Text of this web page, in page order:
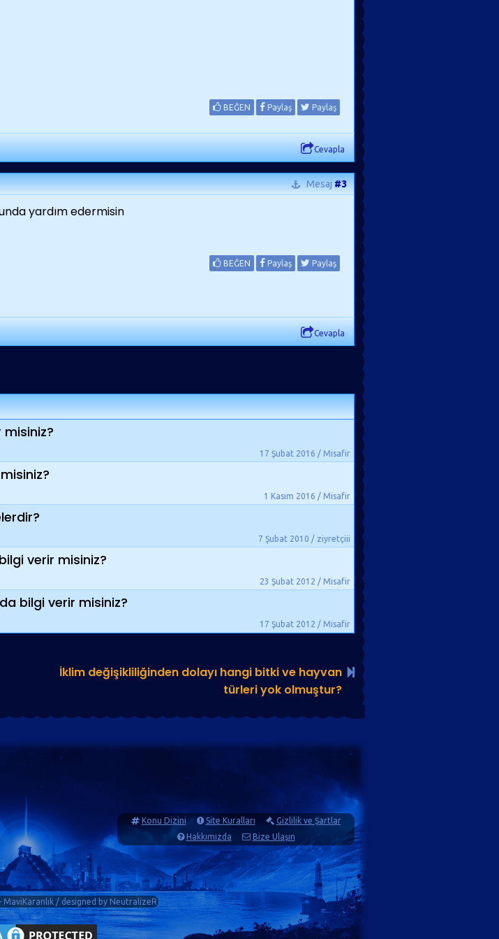
BEĞEN Paylaş Paylaş
Cevapla
Mesaj#3
yardım edermisin
BEĞEN Paylaş Paylaş
Cevapla
misiniz?
17 Şubat 2016 / Misafir
1 Kasım 2016 / Misafir
7 Şubat 2010 / ziyretçiii
verir misiniz?
23 Şubat 2012 / Misafir
bilgi verir misiniz?
17 Şubat 2012 / Misafir
İklim değişikliliğinden dolayı hangi bitki ve hayvan
türleri yok olmuştur?
Konu Dizini Site Kuralları
Gizlilik ve Şartlar
Hakkımızda
Bize Ulaşın
MaviKaranlık / designed by NeutralizeR